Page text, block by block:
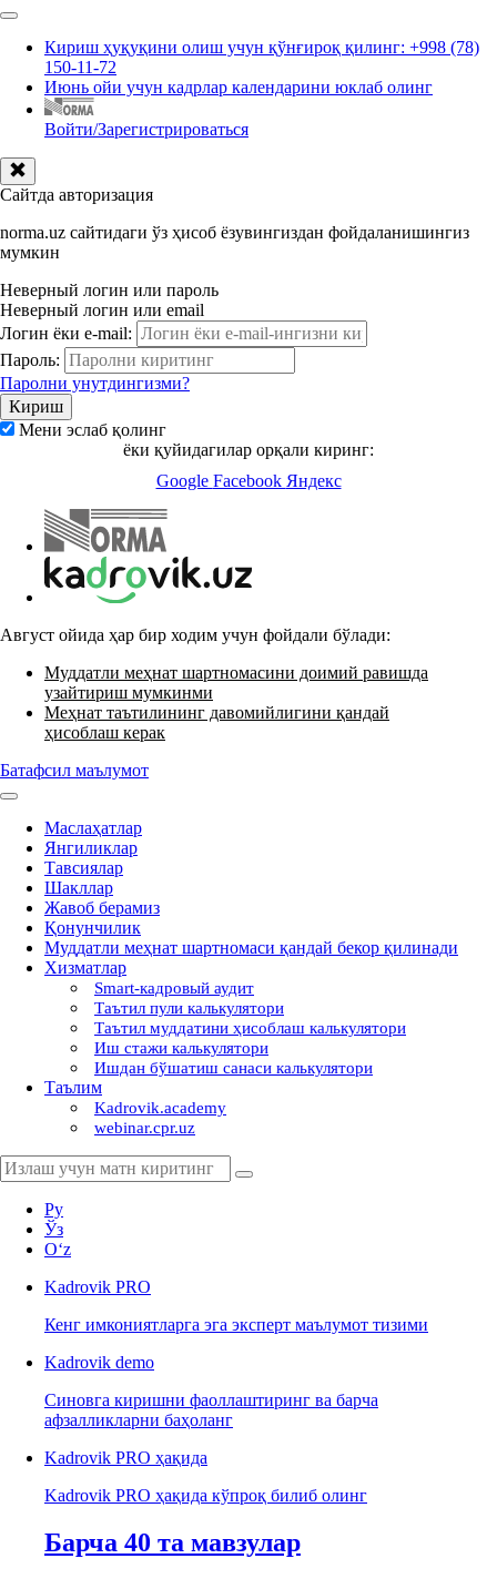
Кириш ҳуқуқини олиш учун қўнғироқ қилинг: +998 (78)
150-11-72
Июнь ойи учун кадрлар календарини юклаб олинг
Войти/Зарегистрироваться
Сайтда авторизация
norma.uz сайтидаги ўз ҳисоб ёзувингиздан фойдаланишингиз
мумкин
Неверный логин или пароль
Неверный логин или email
Логин ёки e-mail:
Пароль:
Паролни унутдингизми?
Мени эслаб қолинг
ёки қуйидагилар орқали киринг:
Google Facebook Яндекс
Август ойида ҳар бир ходим учун фойдали бўлади:
Муддатли меҳнат шартномасини доимий равишда
узайтириш мумкинми
Меҳнат таътилининг давомийлигини қандай
ҳисоблаш керак
Батафсил маълумот
Маслаҳатлар
Янгиликлар
Тавсиялар
Шакллар
Жавоб берамиз
Қонунчилик
Муддатли меҳнат шартномаси қандай бекор қилинади
Хизматлар
Smart-кадровый аудит
Таътил пули калькулятори
Таътил муддатини ҳисоблаш калькулятори
Иш стажи калькулятори
Ишдан бўшатиш санаси калькулятори
Таълим
Kadrovik.academy
webinar.cpr.uz
Ру
Ўз
Oʻz
Kadrovik PRO
Кенг имкониятларга эга эксперт маълумот тизими
Kadrovik demo
Синовга киришни фаоллаштиринг ва барча
афзалликларни баҳоланг
Kadrovik PRO ҳақида
Kadrovik PRO ҳақида кўпроқ билиб олинг
Барча 40 та мавзулар